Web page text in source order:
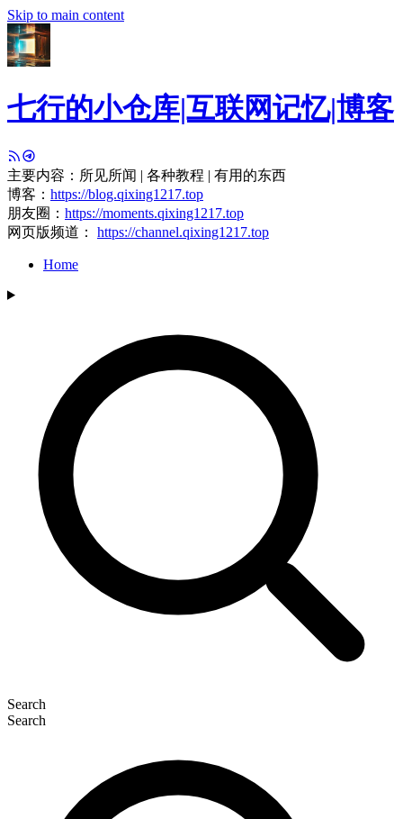
Skip to main content
七行的小仓库|互联网记忆|博客
主要内容：所见所闻 | 各种教程 | 有用的东西
博客： https://blog.qixing1217.top
朋友圈： https://moments.qixing1217.top
网页版频道： https://channel.qixing1217.top
Home
Search
Search